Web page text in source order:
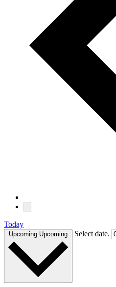
Today
Upcoming Upcoming Select date.